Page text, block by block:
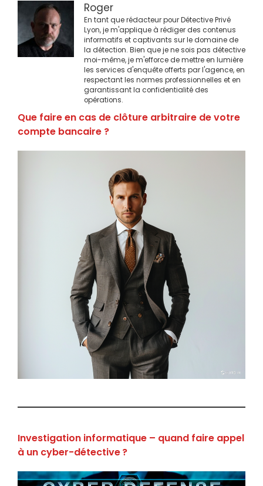
Roger
En tant que rédacteur pour Détective Privé
Lyon, je m'applique à rédiger des contenus
informatifs et captivants sur le domaine de
la détection. Bien que je ne sois pas détective
moi-même, je m'efforce de mettre en lumière
les services d'enquête offerts par l'agence, en
respectant les normes professionnelles et en
garantissant la confidentialité des
opérations.
Que faire en cas de clôture arbitraire de votre
compte bancaire ?
Investigation informatique – quand faire appel
à un cyber-détective ?